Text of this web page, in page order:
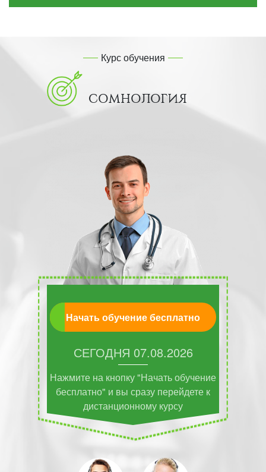
Курс обучения
СОМНОЛОГИЯ
Начать обучение бесплатно
СЕГОДНЯ 07.08.2026
Нажмите на кнопку "Начать обучение
бесплатно" и вы сразу перейдете к
дистанционному курсу